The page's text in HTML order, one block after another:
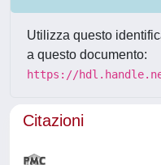
Utilizza questo
a questo documento:
https://
Citazioni